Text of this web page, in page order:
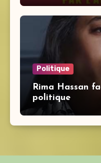
Politique
Rima Hassan
politique